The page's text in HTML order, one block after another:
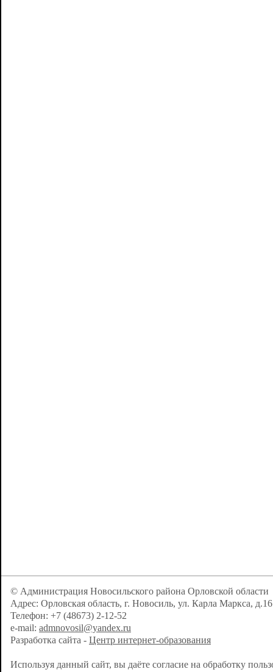
© Администрация Новосильского района Орловской области
Адрес: Орловская область, г. Новосиль, ул. Карла Маркса, д.16
Телефон: +7 (48673) 2-12-52
e-mail: admnovosil@yandex.ru
Разработка сайта - Центр интернет-образования
Используя данный сайт, вы даёте согласие на обработку